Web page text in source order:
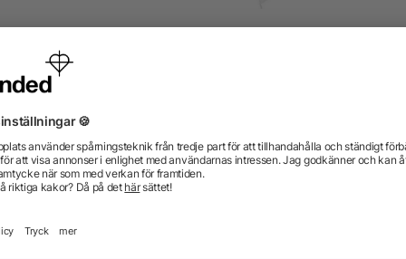
23" klassiskt paraply
från 38,19 kr
Vi har svaren.